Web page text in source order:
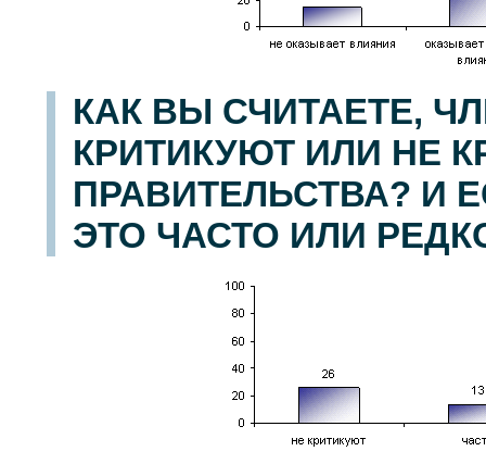
КАК ВЫ СЧИТАЕТЕ,
КРИТИКУЮТ ИЛИ НЕ
ПРАВИТЕЛЬСТВА? И
ЭТО ЧАСТО ИЛИ